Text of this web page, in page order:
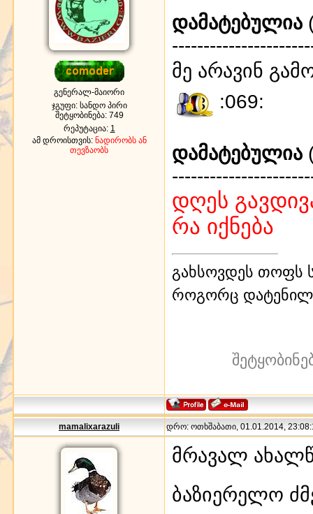
გენერალ-მაიორი
ჯგუფი: სანდო პირი
შეტყობინება: 749
რეპუტაცია: 1
ამ დროისთვის: ნადირობს ან
თევზაობს
დამატებულია
მე არავინ
:069:
დამატებულია
დღეს
რა იქნება
გახსოვდეს თოფს
როგორც
mamalixarazuli დრო: ოთხშაბათი, 01.01.2014,
მრავალ
ბაზიერელო